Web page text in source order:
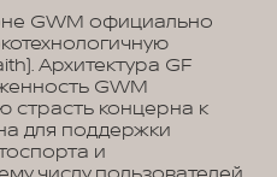
GWM официально
Архитектура GF
GWM
страсть концерна к
для поддержки
и